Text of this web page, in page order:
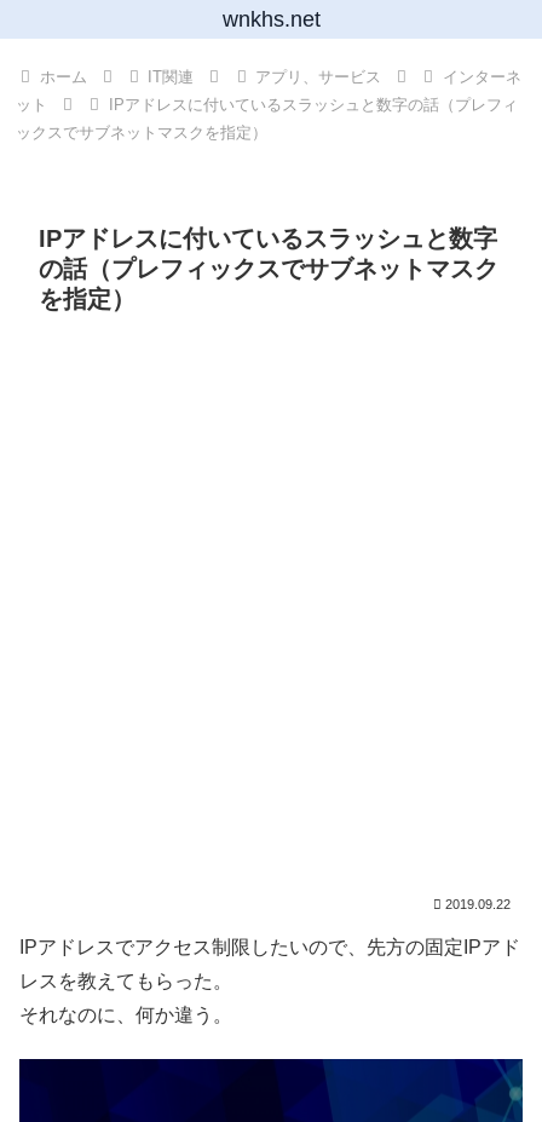
wnkhs.net
ホーム IT関連 アプリ、サービス
インターネ
ット
IPアドレスに付いているスラッシュと数字の話（プレフィ
ックスでサブネットマスクを指定）
IPアドレスに付いているスラッシュと数字
の話（プレフィックスでサブネットマスク
を指定）
2019.09.22
IPアドレスでアクセス制限したいので、先方の固定IPアド
レスを教えてもらった。
それなのに、何か違う。